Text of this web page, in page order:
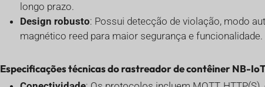
longo prazo.
Design robusto: Possui detecção de violação, modo
magnético reed para maior segurança e funcionalidade.
Especificações técnicas do rastreador de contêiner NB-